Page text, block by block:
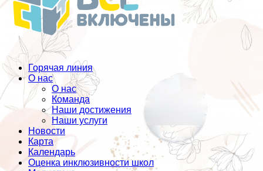
Горячая линия
О нас
О нас
Команда
Наши достижения
Наши услуги
Новости
Карта
Календарь
Оценка инклюзивности школ